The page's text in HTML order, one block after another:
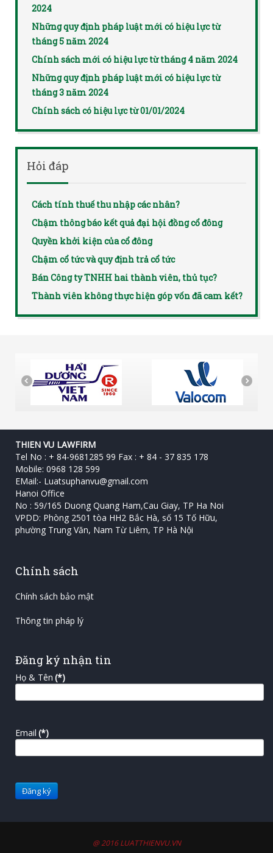
2024
Những quy định pháp luật mới có hiệu lực từ
tháng 5 năm 2024
Chính sách mới có hiệu lực từ tháng 4 năm 2024
Những quy định pháp luật mới có hiệu lực từ
tháng 3 năm 2024
Chính sách có hiệu lực từ 01/01/2024
Hỏi đáp
Cách tính thuế thu nhập các nhân?
Chậm thông báo kết quả đại hội đồng cổ đông
Quyền khởi kiện của cổ đông
Chậm cổ tức và quy định trả cổ tức
Bán Công ty TNHH hai thành viên, thủ tục?
Thành viên không thực hiện góp vốn đã cam kết?
THIEN VU LAWFIRM
Tel No : + 84-9681285 99 Fax : + 84 - 37 835 178
Mobile: 0968 128 599
EMail:- Luatsuphanvu@gmail.com
Hanoi Office
No : 59/165 Duong Quang Ham,Cau Giay, TP Ha Noi
VPDD: Phòng 2501 tòa HH2 Bắc Hà, số 15 Tố Hữu, ‎
phường Trung Văn, Nam Từ Liêm, TP Hà Nội
Chính sách
Chính sách bảo mật
Thông tin pháp lý
Đăng ký nhận tin
Họ & Tên (*)
Email (*)
@ 2016 LUATTHIENVU.VN